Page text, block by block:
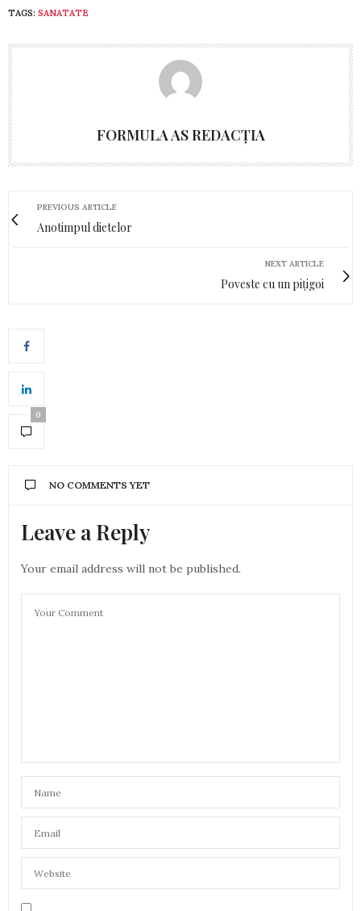
TAGS: SANATATE
FORMULA AS REDACȚIA
PREVIOUS ARTICLE
Anotimpul dietelor
NEXT ARTICLE
Poveste cu un pițigoi
0
NO COMMENTS YET
Leave a Reply
Your email address will not be published.